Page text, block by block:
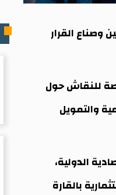
السياسيين وصناع القرار
للنقاش حول
والتمويل
الدولية،
بالقارة